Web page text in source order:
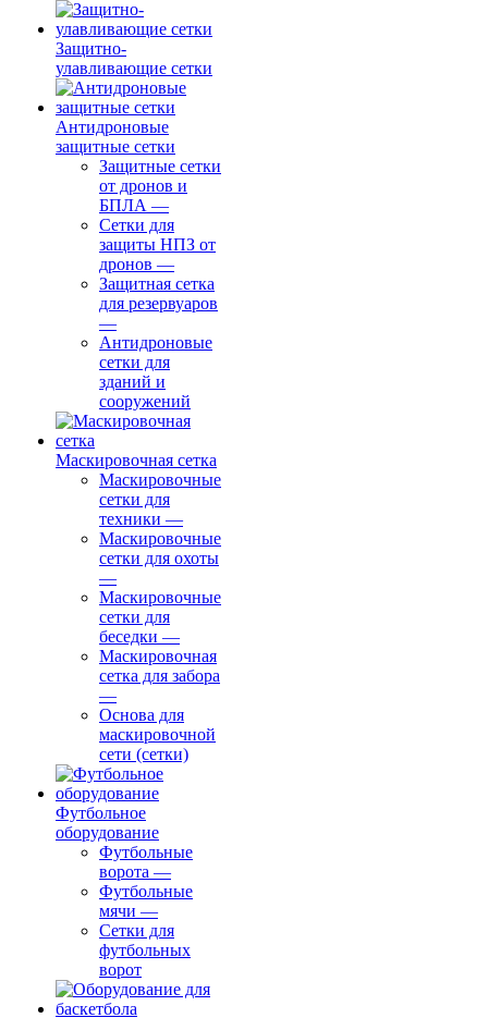
Защитно-
улавливающие сетки
Антидроновые
защитные сетки
Защитные сетки
от дронов и
БПЛА —
Сетки для
защиты НПЗ от
дронов —
Защитная сетка
для резервуаров
—
Антидроновые
сетки для
зданий и
сооружений
Маскировочная сетка
Маскировочные
сетки для
техники —
Маскировочные
сетки для охоты
—
Маскировочные
сетки для
беседки —
Маскировочная
сетка для забора
—
Основа для
маскировочной
сети (сетки)
Футбольное
оборудование
Футбольные
ворота —
Футбольные
мячи —
Сетки для
футбольных
ворот